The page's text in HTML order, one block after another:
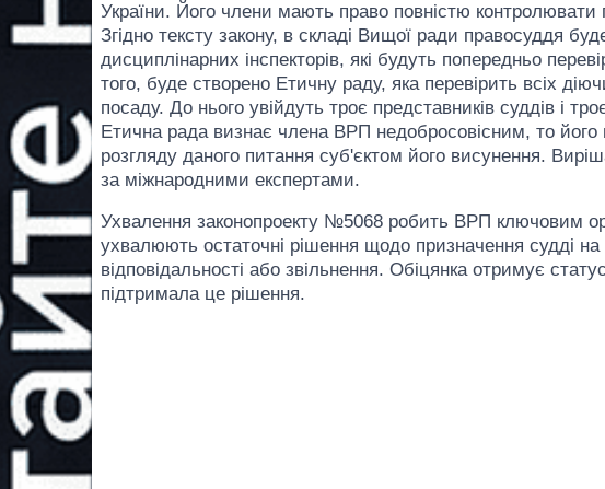
України. Його члени мають право повністю контролювати
Згідно тексту закону, в складі Вищої ради правосуддя
дисциплінарних інспекторів, які будуть попередньо
того, буде створено Етичну раду, яка перевірить всіх
посаду. До нього увійдуть троє представників суддів і
Етична рада визнає члена ВРП недобросовісним, то
розгляду даного питання суб'єктом його висунення.
за міжнародними експертами.
Ухвалення законопроекту №5068 робить ВРП ключовим
ухвалюють остаточні рішення щодо призначення судді
відповідальності або звільнення. Обіцянка отримує
підтримала це рішення.